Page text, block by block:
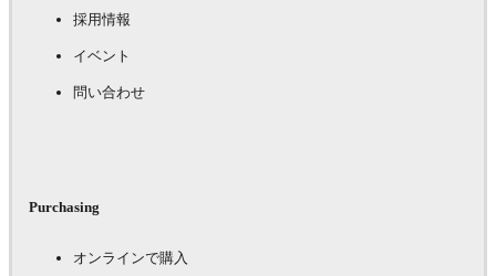
採用情報
イベント
問い合わせ
Purchasing
オンラインで購入